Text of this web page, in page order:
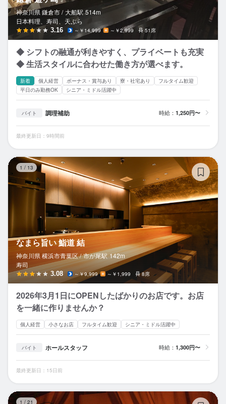
神奈川県 鎌倉市 / 大船駅 514m
日本料理、寿司、天ぷら
3.16 ～￥14,999 ～￥2,999 51席
◆ シフトの融通が利きやすく、プライベートも充実
◆ 生活スタイルに合わせた働き方が選べます。
新着 個人経営 ボーナス・賞与あり 寮・社宅あり
フルタイム歓迎
平日のみ勤務OK
シニア・ミドル活躍中
バイト 調理補助 時給： 1,250円〜
最終更新日：9時間前
1 / 13
なまら旨い 鮨道 結
神奈川県 横浜市青葉区 / 市が尾駅 142m
寿司
3.08 ～￥9,999 ～￥1,999 8席
2026年3月1日にOPENしたばかりのお店です。お店
を一緒に作りませんか？
個人経営 小さなお店 フルタイム歓迎 シニア・ミドル活躍中
バイト ホールスタッフ 時給： 1,300円〜
最終更新日：15日前
1 / 21